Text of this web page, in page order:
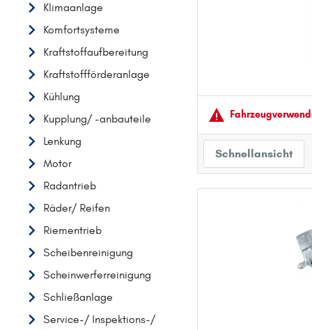
Klimaanlage
Komfortsysteme
Kraftstoffaufbereitung
Kraftstoffförderanlage
Kühlung
Kupplung/ -anbauteile
Lenkung
Motor
Radantrieb
Räder/ Reifen
Riementrieb
Scheibenreinigung
Scheinwerferreinigung
Schließanlage
Service-/ Inspektions-/
C
CHEVROLET
CITROËN
Schnellansicht